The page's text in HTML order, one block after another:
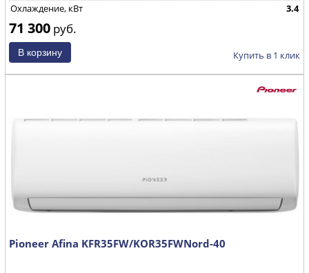
Охлаждение, кВт
3.4
71 300 руб.
Купить в 1 клик
Pioneer Afina KFR35FW/KOR35FWNord-40